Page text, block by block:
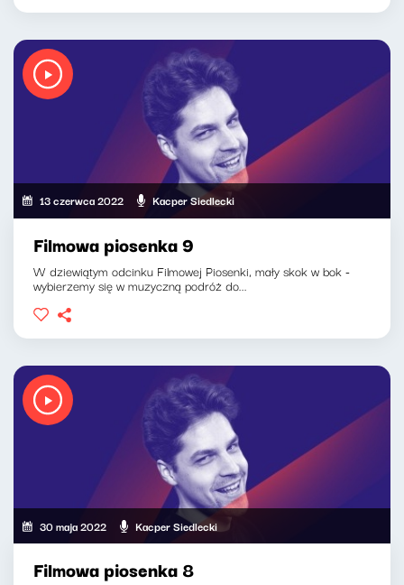
13 czerwca 2022 Kacper Siedlecki
Filmowa piosenka 9
W dziewiątym odcinku Filmowej Piosenki, mały skok w bok -
wybierzemy się w muzyczną podróż do...
30 maja 2022 Kacper Siedlecki
Filmowa piosenka 8